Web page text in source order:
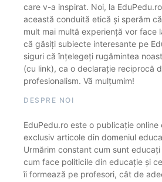
care v-a inspirat. Noi, la
această conduită etică și sperăm
mult mai multă experiență vor face
că găsiți subiecte interesante pe
siguri că înțelegeți rugămintea
(cu link), ca o declarație reciprocă
profesionalism. Vă mulțumim!
DESPRE NOI
EduPedu.ro este o publicație
exclusiv articole din domeniul
Urmărim constant cum sunt
cum face politicile din educație și
îi formează pe profesori, cât de